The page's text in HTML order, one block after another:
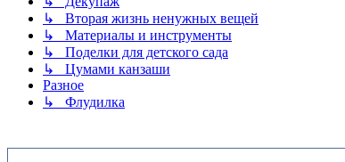
↳ Вторая жизнь ненужных вещей
↳ Материалы и инструменты
↳ Поделки для детского сада
↳ Цумами канзаши
Разное
↳ Флудилка